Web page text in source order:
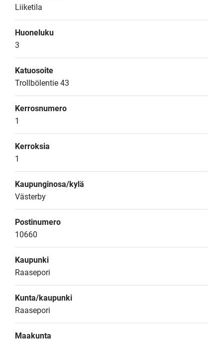
Liiketila
Huoneluku
3
Katuosoite
Trollbölentie 43
Kerrosnumero
1
Kerroksia
1
Kaupunginosa/kylä
Västerby
Postinumero
10660
Kaupunki
Raasepori
Kunta/kaupunki
Raasepori
Maakunta